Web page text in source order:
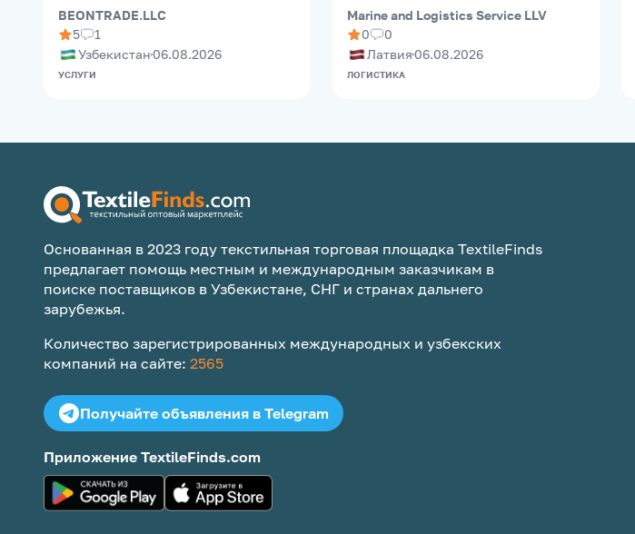
BEONTRADE.LLC
5
1
Узбекистан 06.08.2026
УСЛУГИ
Marine and Logistics Service LLV
0
0
Латвия 06.08.2026
ЛОГИСТИКА
Основанная в 2023 году текстильная торговая площадка TextileFinds
предлагает помощь местным и международным заказчикам в
поиске поставщиков в Узбекистане, СНГ и странах дальнего
зарубежья.
Количество зарегистрированных международных и узбекских
компаний на сайте: 2565
Получайте объявления в Telegram
Приложение TextileFinds.com